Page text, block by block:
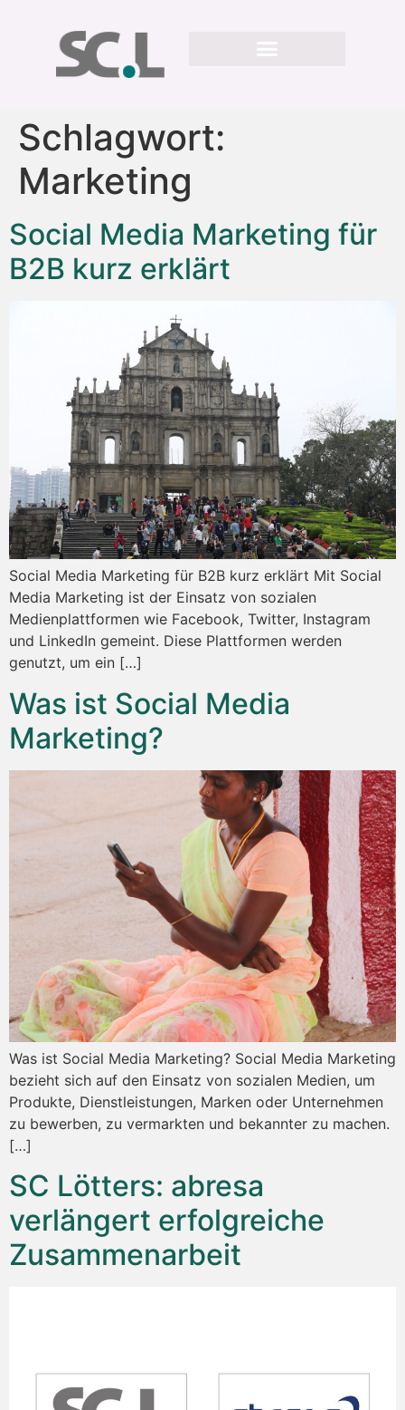
Schlagwort:
Marketing
Social Media Marketing für
B2B kurz erklärt
Social Media Marketing für B2B kurz erklärt Mit Social
Media Marketing ist der Einsatz von sozialen
Medienplattformen wie Facebook, Twitter, Instagram
und LinkedIn gemeint. Diese Plattformen werden
genutzt, um ein […]
Was ist Social Media
Marketing?
Was ist Social Media Marketing? Social Media Marketing
bezieht sich auf den Einsatz von sozialen Medien, um
Produkte, Dienstleistungen, Marken oder Unternehmen
zu bewerben, zu vermarkten und bekannter zu machen.
[…]
SC Lötters: abresa
verlängert erfolgreiche
Zusammenarbeit